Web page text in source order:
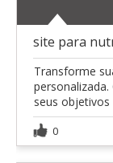
site para
Transforme
seus objetivos
0